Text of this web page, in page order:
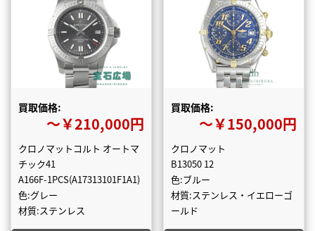
買取価格:
〜￥210,000円
クロノマットコルト オートマ
チック41
A166F-1PCS(A17313101F1A1)
色:グレー
材質:ステンレス
買取価格:
〜￥150,000円
クロノマット
B13050 12
色:ブルー
材質:ステンレス・イエローゴ
ールド